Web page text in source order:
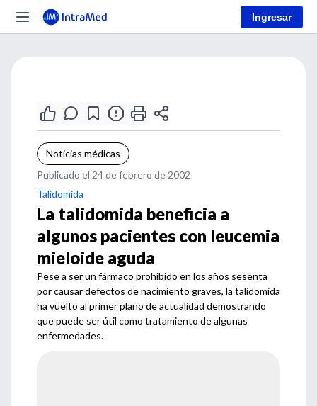
Ingresar
Noticias médicas
Publicado el 24 de febrero de 2002
Talidomida
La talidomida beneficia a
algunos pacientes con leucemia
mieloide aguda
Pese a ser un fármaco prohibido en los años sesenta
por causar defectos de nacimiento graves, la talidomida
ha vuelto al primer plano de actualidad demostrando
que puede ser útil como tratamiento de algunas
enfermedades.